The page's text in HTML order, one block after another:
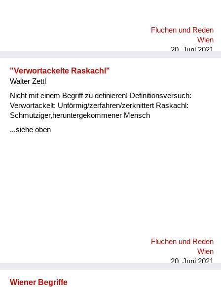
Fluchen und Reden
Wien
20. Juni 2021
"Verwortackelte Raskachl"
Walter Zettl
Nicht mit einem Begriff zu definieren! Definitionsversuch:
Verwortackelt: Unförmig/zerfahren/zerknittert Raskachl:
Schmutziger,heruntergekommener Mensch
...siehe oben
Fluchen und Reden
Wien
20. Juni 2021
Wiener Begriffe